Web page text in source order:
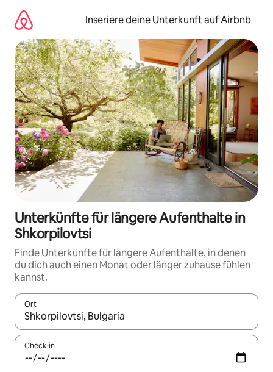
Inhalten
springen
Inseriere deine Unterkunft auf Airbnb
Unterkünfte für längere Aufenthalte in
Shkorpilovtsi
Finde Unterkünfte für längere Aufenthalte, in denen
du dich auch einen Monat oder länger zuhause fühlen
kannst.
Ort
Wenn Ergebnisse verfügbar sind, navigiere mit den
Check-in